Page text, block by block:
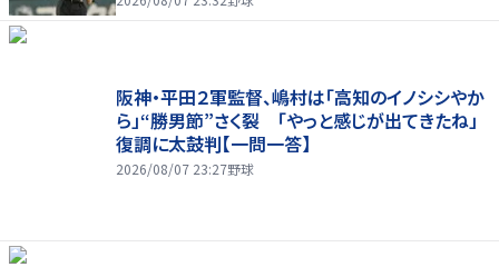
阪神・平田２軍監督、嶋村は「高知のイノシシやか
ら」“勝男節”さく裂 「やっと感じが出てきたね」
復調に太鼓判【一問一答】
2026/08/07 23:27野球